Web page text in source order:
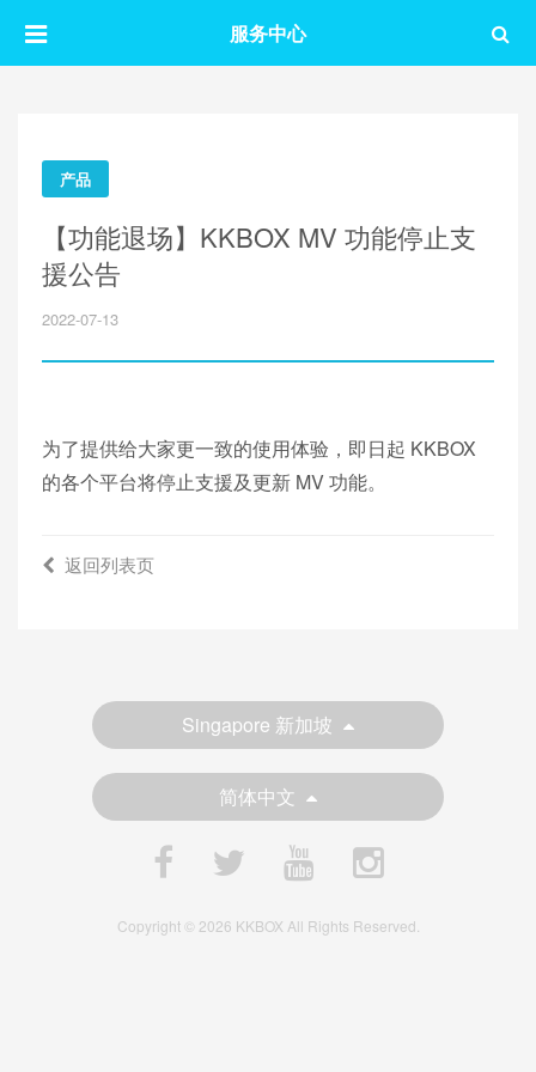
服务中心
产品
【功能退场】KKBOX MV 功能停止支
援公告
2022-07-13
为了提供给大家更一致的使用体验，即日起 KKBOX
的各个平台将停止支援及更新 MV 功能。
返回列表页
Singapore 新加坡
简体中文
Copyright © 2026 KKBOX All Rights Reserved.